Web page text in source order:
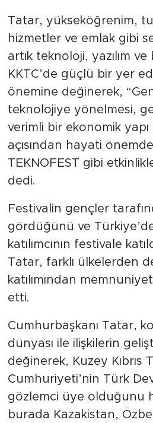
Tatar, yükseköğrenim,
hizmetler ve emlak gibi
artık teknoloji, yazılım
KKTC’de güçlü bir yer
önemine değinerek,
teknolojiye yönelmesi,
verimli bir ekonomik yapı
açısından hayati
TEKNOFEST gibi
dedi.
Festivalin gençler
gördüğünü ve
katılımcının festivale
Tatar, farklı ülkelerden
katılımından
etti.
Cumhurbaşkanı Tatar,
dünyası ile ilişkilerin
değinerek, Kuzey Kıbrıs
Cumhuriyeti’nin Türk
gözlemci üye olduğunu
burada Kazakistan,